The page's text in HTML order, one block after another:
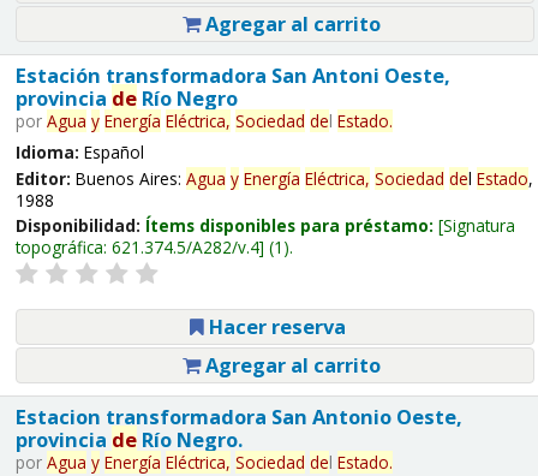
Agregar al carrito
Estación transformadora San Antoni Oeste,
provincia deRío Negro
por Agua y Energía Eléctrica, Sociedad del Estado.
Idioma: Español
Editor: Buenos Aires: Agua y Energía Eléctrica, Sociedad del Estado,
1988
Disponibilidad: Ítems disponibles para préstamo: Signatura
topográfica: 621.374.5/A282/v.4 (1).
Hacer reserva
Agregar al carrito
Estacion transformadora San Antonio Oeste,
provincia deRío Negro.
por Agua y Energía Eléctrica, Sociedad del Estado.